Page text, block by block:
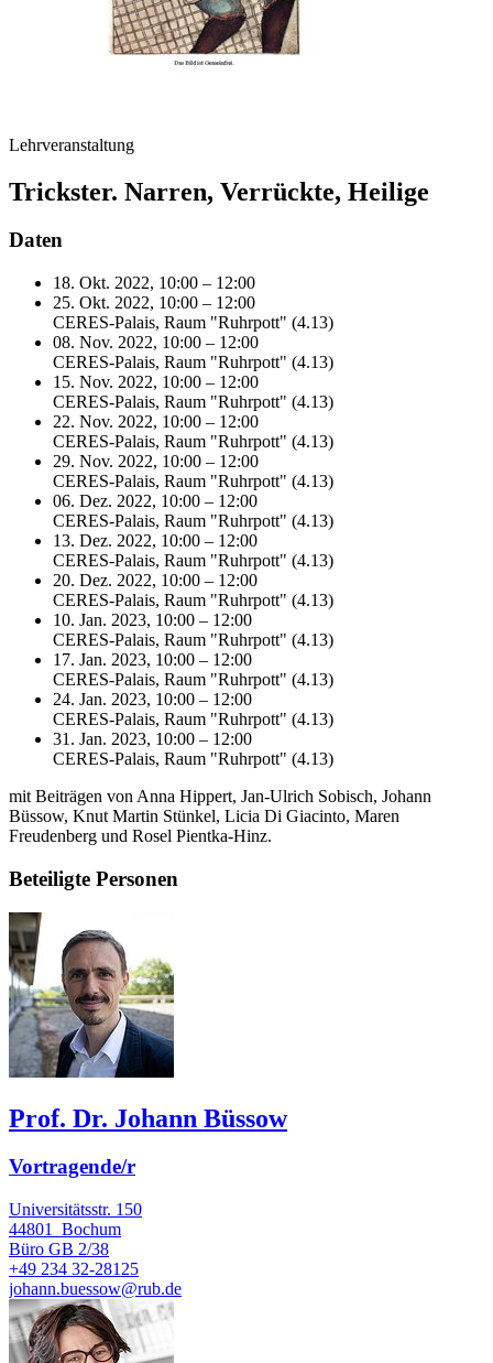
Lehrveranstaltung
Trickster. Narren, Verrückte, Heilige
Daten
18. Okt. 2022, 10:00 – 12:00
25. Okt. 2022, 10:00 – 12:00
CERES-Palais, Raum "Ruhrpott" (4.13)
08. Nov. 2022, 10:00 – 12:00
CERES-Palais, Raum "Ruhrpott" (4.13)
15. Nov. 2022, 10:00 – 12:00
CERES-Palais, Raum "Ruhrpott" (4.13)
22. Nov. 2022, 10:00 – 12:00
CERES-Palais, Raum "Ruhrpott" (4.13)
29. Nov. 2022, 10:00 – 12:00
CERES-Palais, Raum "Ruhrpott" (4.13)
06. Dez. 2022, 10:00 – 12:00
CERES-Palais, Raum "Ruhrpott" (4.13)
13. Dez. 2022, 10:00 – 12:00
CERES-Palais, Raum "Ruhrpott" (4.13)
20. Dez. 2022, 10:00 – 12:00
CERES-Palais, Raum "Ruhrpott" (4.13)
10. Jan. 2023, 10:00 – 12:00
CERES-Palais, Raum "Ruhrpott" (4.13)
17. Jan. 2023, 10:00 – 12:00
CERES-Palais, Raum "Ruhrpott" (4.13)
24. Jan. 2023, 10:00 – 12:00
CERES-Palais, Raum "Ruhrpott" (4.13)
31. Jan. 2023, 10:00 – 12:00
CERES-Palais, Raum "Ruhrpott" (4.13)
mit Beiträgen von Anna Hippert, Jan-Ulrich Sobisch, Johann
Büssow, Knut Martin Stünkel, Licia Di Giacinto, Maren
Freudenberg und Rosel Pientka-Hinz.
Beteiligte Personen
Prof. Dr. Johann Büssow
Vortragende/r
Universitätsstr. 150
44801
Bochum
Büro GB 2/38
+49 234 32-28125
johann.buessow@rub.de